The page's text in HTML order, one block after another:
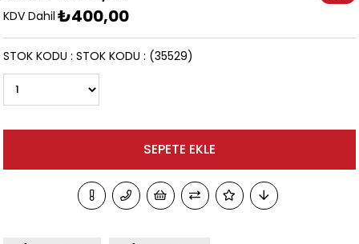
KDV Dahil ₺400,00
(35529)
STOK KODU STOK KODU